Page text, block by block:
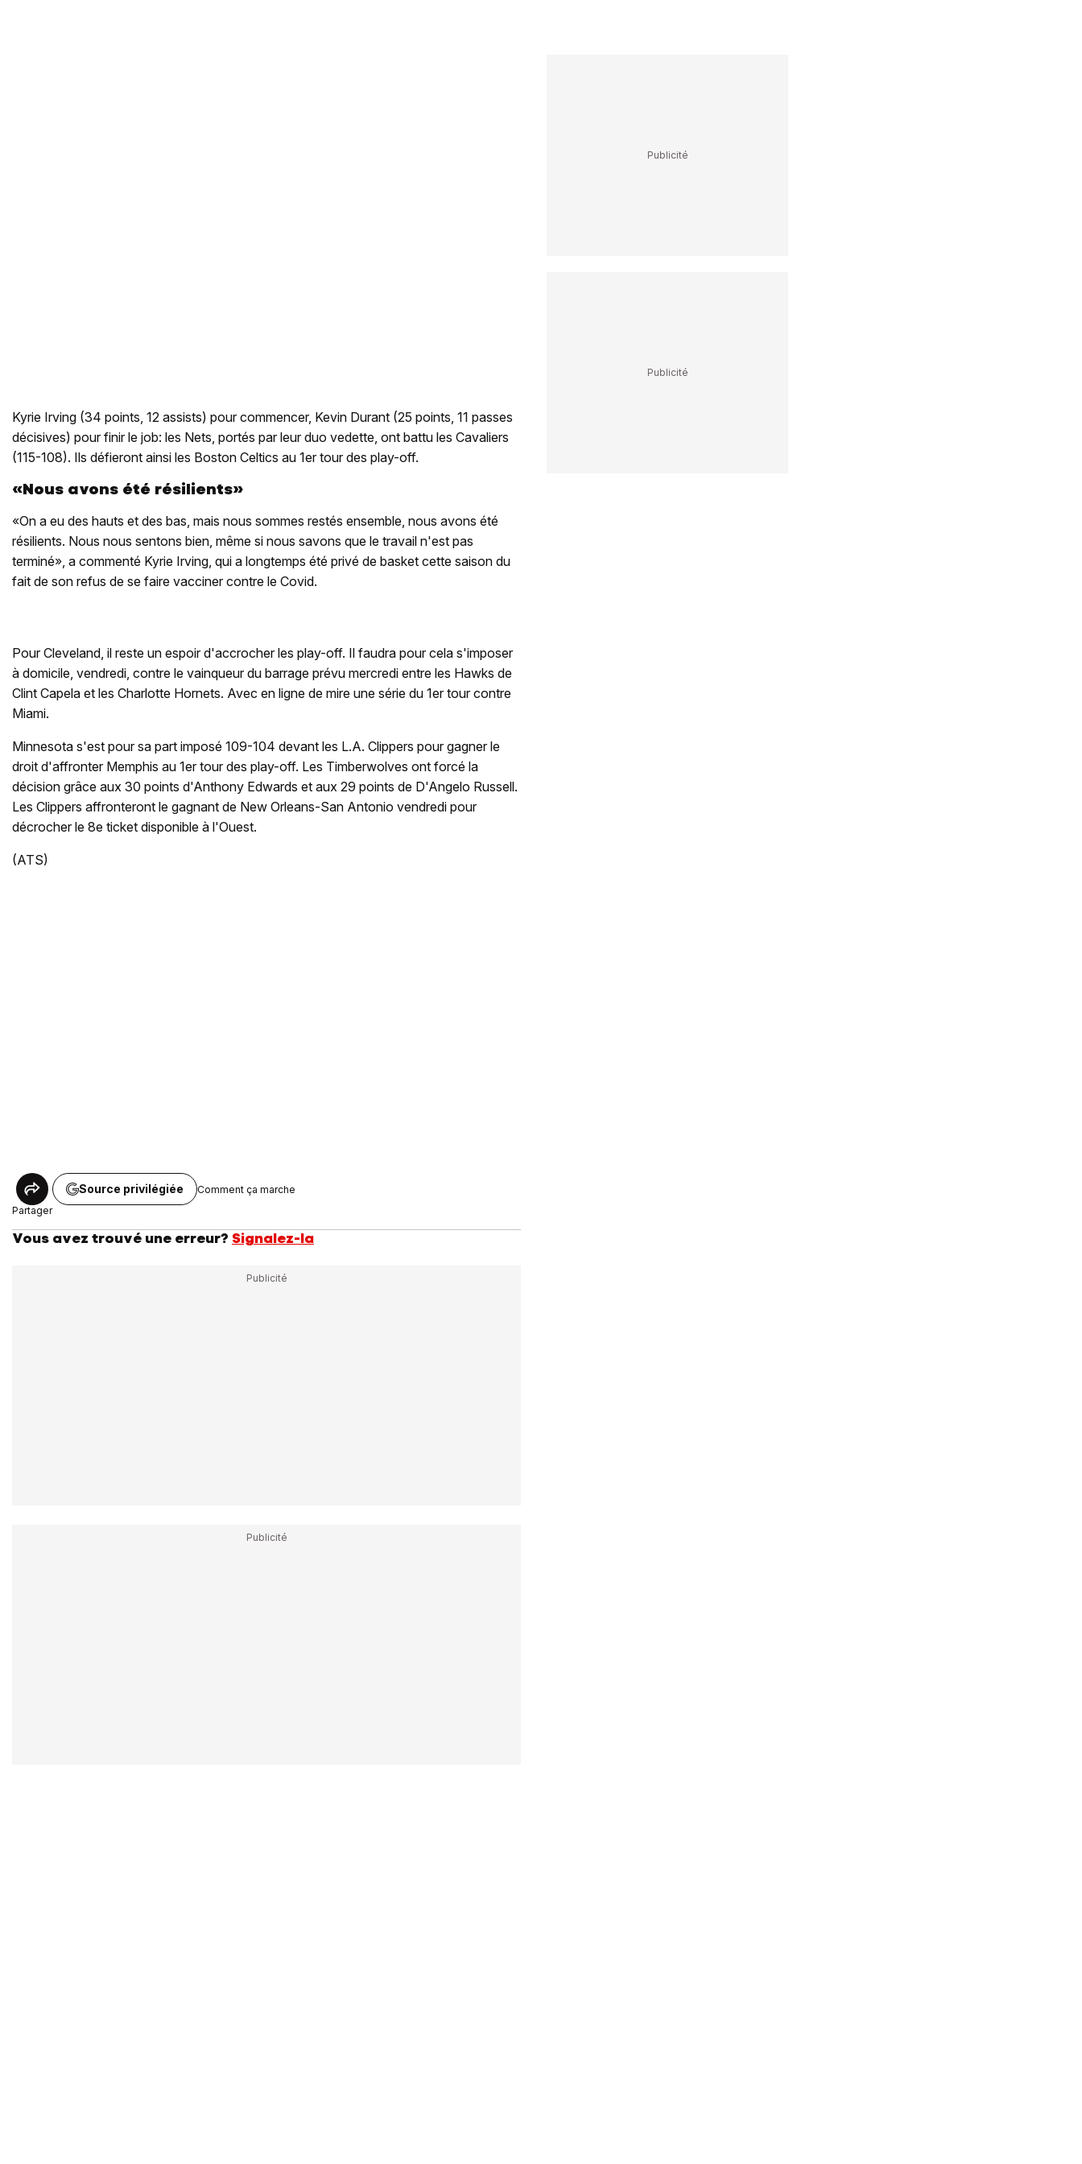
Kyrie Irving (34 points, 12 assists) pour commencer, Kevin Durant (25 points, 11 passes
décisives) pour finir le job: les Nets, portés par leur duo vedette, ont battu les Cavaliers
(115-108). Ils défieront ainsi les Boston Celtics au 1er tour des play-off.
«Nous avons été résilients»
«On a eu des hauts et des bas, mais nous sommes restés ensemble, nous avons été
résilients. Nous nous sentons bien, même si nous savons que le travail n'est pas
terminé», a commenté Kyrie Irving, qui a longtemps été privé de basket cette saison du
fait de son refus de se faire vacciner contre le Covid.
Pour Cleveland, il reste un espoir d'accrocher les play-off. Il faudra pour cela s'imposer
à domicile, vendredi, contre le vainqueur du barrage prévu mercredi entre les Hawks de
Clint Capela et les Charlotte Hornets. Avec en ligne de mire une série du 1er tour contre
Miami.
Minnesota s'est pour sa part imposé 109-104 devant les L.A. Clippers pour gagner le
droit d'affronter Memphis au 1er tour des play-off. Les Timberwolves ont forcé la
décision grâce aux 30 points d'Anthony Edwards et aux 29 points de D'Angelo Russell.
Les Clippers affronteront le gagnant de New Orleans-San Antonio vendredi pour
décrocher le 8e ticket disponible à l'Ouest.
(ATS)
Partager
Source privilégiée Comment ça marche
Vous avez trouvé une erreur? Signalez-la